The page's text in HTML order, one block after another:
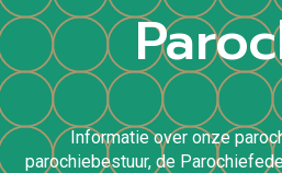
Informatie over onze
parochiebestuur, de